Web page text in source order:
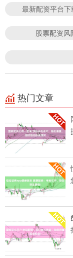
最新配资平台
股票配资风
热门文章